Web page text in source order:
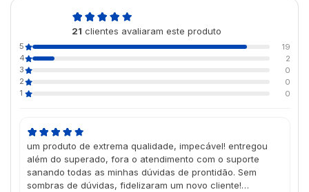
21 clientes avaliaram este produto
5
19
4
2
3
0
2
0
1
0
um produto de extrema qualidade, impecável! entregou
além do superado, fora o atendimento com o suporte
sanando todas as minhas dúvidas de prontidão. Sem
sombras de dúvidas, fidelizaram um novo cliente!